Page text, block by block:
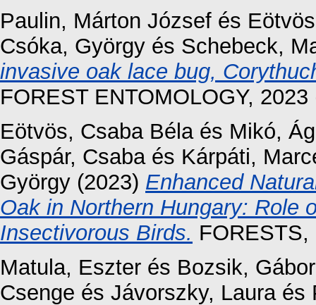
Paulin, Márton József és
Csóka, György és Schebeck,
invasive oak lace bug,
FOREST ENTOMOLOGY,
Eötvös, Csaba Bélaés Mikó,
Gáspár, Csabaés Kárpáti,
György (2023) Enhanced
Oak in Northern Hungary: Role
Insectivorous Birds.
Matula, Eszter és Bozsik, Gábor
Csenge és Jávorszky, Lauraés